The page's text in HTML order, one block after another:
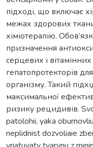
підході, що включає
межах здорових
хіміотерапію.
призначення
серцевих і
гепатопротекторів
організму. Такий
максимальної
ризику рецидивів.
patolohii, yaka
neplidnist dozvoliaie